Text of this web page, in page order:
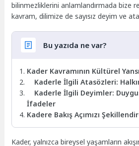
bilinmezliklerini anlamlandırmada bize
kavram, dilimize de sayısız deyim ve
Bu yazıda ne var?
Kader Kavramının Kültürel
Kaderle İlgili Atasözleri:
Kaderle İlgili Deyimler:
İfadeler
Kadere Bakış Açımızı
Kader, yalnızca bireysel yaşamların